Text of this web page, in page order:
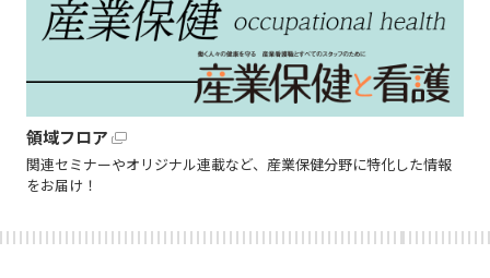
領域フロア
関連セミナーやオリジナル連載など、産業保健分野に特化した情報
をお届け！